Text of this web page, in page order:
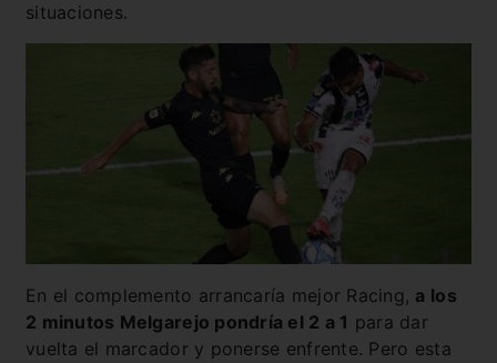
situaciones.
En el complemento arrancaría mejor Racing, a los
2 minutos Melgarejo pondría el 2 a 1 para dar
vuelta el marcador y ponerse enfrente. Pero esta